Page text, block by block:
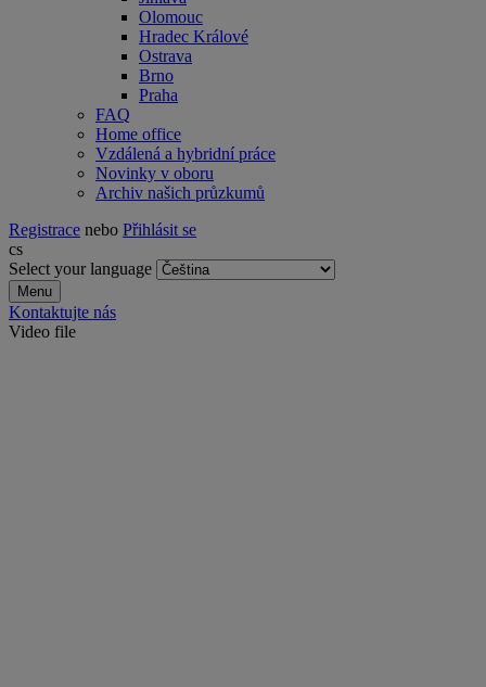
Olomouc
Hradec Králové
Ostrava
Brno
Praha
FAQ
Home office
Vzdálená a hybridní práce
Novinky v oboru
Archiv našich průzkumů
Registrace nebo Přihlásit se
cs
Select your language
Menu
Kontaktujte nás
Video file